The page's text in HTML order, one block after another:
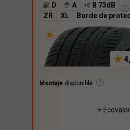
D
A
B 73dB
ZR
XL Borde de
Montaje disponible
+